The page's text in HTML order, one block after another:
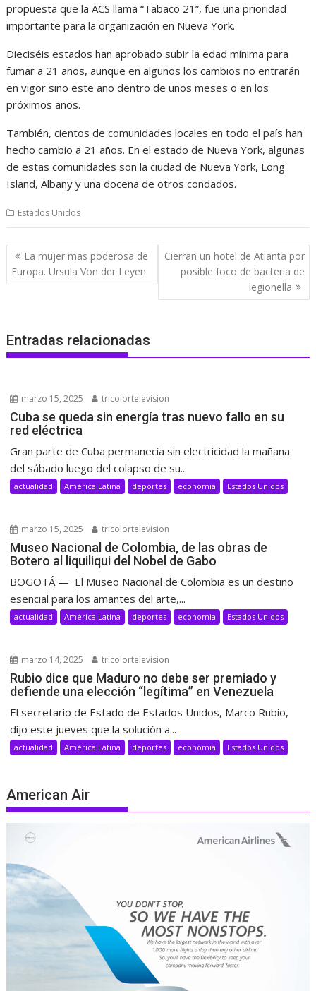
propuesta que la ACS llama “Tabaco 21”, fue una prioridad
importante para la organización en Nueva York.
Dieciséis estados han aprobado subir la edad mínima para
fumar a 21 años, aunque en algunos los cambios no entrarán
en vigor sino este año dentro de unos meses o en los
próximos años.
También, cientos de comunidades locales en todo el país han
hecho cambio a 21 años. En el estado de Nueva York, algunas
de estas comunidades son la ciudad de Nueva York, Long
Island, Albany y una docena de otros condados.
Estados Unidos
Navegación
de
entradas
La mujer mas poderosa de
Europa. Ursula Von der Leyen
Cierran un hotel de Atlanta por
posible foco de bacteria de
legionella
Entradas relacionadas
marzo 15, 2025 tricolortelevision
Cuba se queda sin energía tras nuevo fallo en su
red eléctrica
Gran parte de Cuba permanecía sin electricidad la mañana
del sábado luego del colapso de su...
actualidad América Latina deportes economia Estados Unidos
marzo 15, 2025 tricolortelevision
Museo Nacional de Colombia, de las obras de
Botero al liquiliqui del Nobel de Gabo
BOGOTÁ — El Museo Nacional de Colombia es un destino
esencial para los amantes del arte,...
actualidad América Latina deportes economia Estados Unidos
marzo 14, 2025 tricolortelevision
Rubio dice que Maduro no debe ser premiado y
defiende una elección “legítima” en Venezuela
El secretario de Estado de Estados Unidos, Marco Rubio,
dijo este jueves que la solución a...
actualidad América Latina deportes economia Estados Unidos
American Air